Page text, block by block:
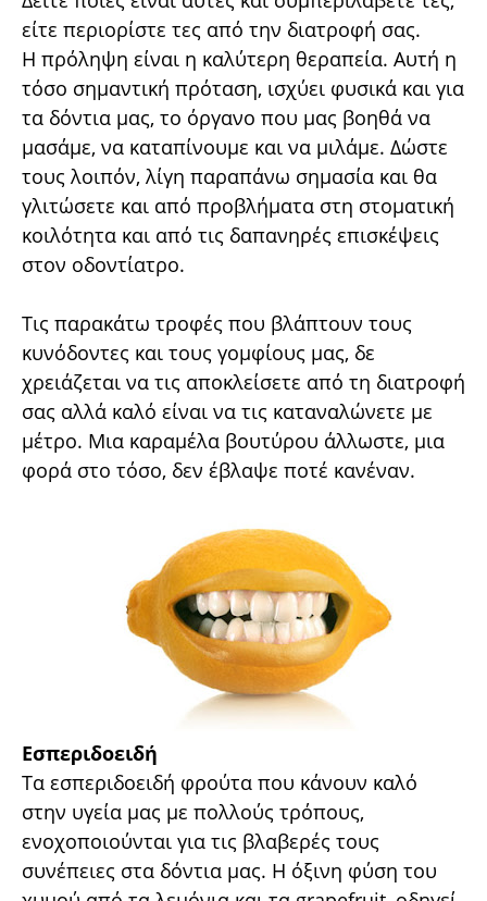
είτε περιορίστε τες από την διατροφή σας.
Η πρόληψη είναι η καλύτερη θεραπεία. Αυτή η
τόσο σημαντική πρόταση, ισχύει φυσικά και για
τα δόντια μας, το όργανο που μας βοηθά να
μασάμε, να καταπίνουμε και να μιλάμε. Δώστε
τους λοιπόν, λίγη παραπάνω σημασία και θα
γλιτώσετε και από προβλήματα στη στοματική
κοιλότητα και από τις δαπανηρές επισκέψεις
στον οδοντίατρο.
Τις παρακάτω τροφές που βλάπτουν τους
κυνόδοντες και τους γομφίους μας, δε
χρειάζεται να τις αποκλείσετε από τη διατροφή
σας αλλά καλό είναι να τις καταναλώνετε με
μέτρο. Μια καραμέλα βουτύρου άλλωστε, μια
φορά στο τόσο, δεν έβλαψε ποτέ κανέναν.
Εσπεριδοειδή
Τα εσπεριδοειδή φρούτα που κάνουν καλό
στην υγεία μας με πολλούς τρόπους,
ενοχοποιούνται για τις βλαβερές τους
συνέπειες στα δόντια μας. Η όξινη φύση του